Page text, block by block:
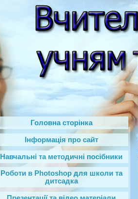
Головна сторінка
Інформація про сайт
Навчальні та методичні посібники
Роботи в Photoshop‎ для школи та
дитсадка